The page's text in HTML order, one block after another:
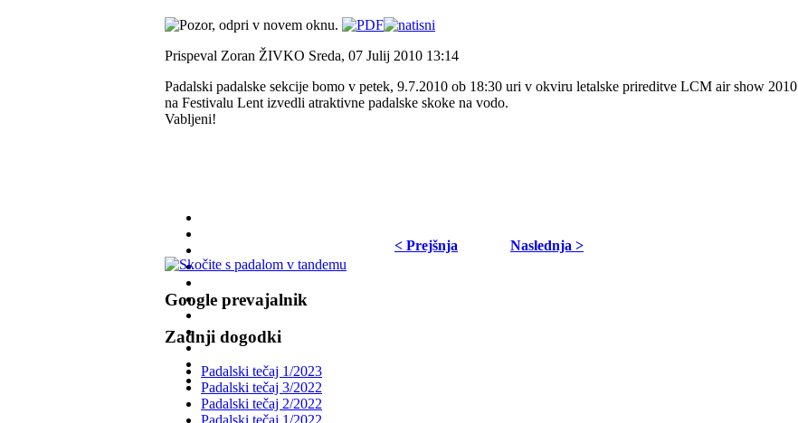
Prispeval Zoran ŽIVKO Sreda, 07 Julij 2010 13:14
Padalski padalske sekcije bomo v petek, 9.7.2010 ob 18:30 uri v okviru letalske prireditve LCM air show 2010
na Festivalu Lent izvedli atraktivne padalske skoke na vodo.
Vabljeni!
< Prejšnja Naslednja >
Google prevajalnik
Zadnji dogodki
Padalski tečaj 1/2023
Padalski tečaj 3/2022
Padalski tečaj 2/2022